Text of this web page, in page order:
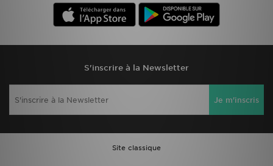
S'inscrire à la Newsletter
Je m'inscris
Site classique